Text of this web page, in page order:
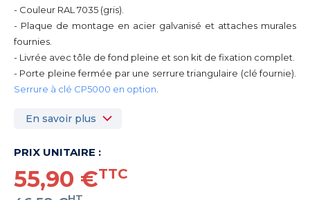
- Couleur RAL 7035 (gris).
- Plaque de montage en acier galvanisé et attaches murales
fournies.
- Livrée avec tôle de fond pleine et son kit de fixation complet.
- Porte pleine fermée par une serrure triangulaire (clé fournie).
Serrure à clé CP5000 en option
En savoir plus
PRIX UNITAIRE :
55,90 €TTC